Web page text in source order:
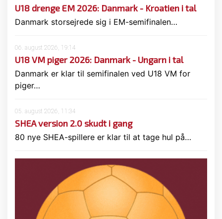
U18 drenge EM 2026: Danmark - Kroatien i tal
Danmark storsejrede sig i EM-semifinalen…
06. august 2026, 19:14
U18 VM piger 2026: Danmark - Ungarn i tal
Danmark er klar til semifinalen ved U18 VM for
piger…
05. august 2026, 11:34
SHEA version 2.0 skudt i gang
80 nye SHEA-spillere er klar til at tage hul på…